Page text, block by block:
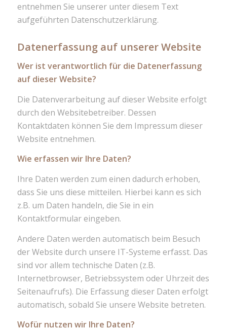
entnehmen Sie unserer unter diesem Text
aufgeführten Datenschutzerklärung.
Datenerfassung auf unserer Website
Wer ist verantwortlich für die Datenerfassung
auf dieser Website?
Die Datenverarbeitung auf dieser Website erfolgt
durch den Websitebetreiber. Dessen
Kontaktdaten können Sie dem Impressum dieser
Website entnehmen.
Wie erfassen wir Ihre Daten?
Ihre Daten werden zum einen dadurch erhoben,
dass Sie uns diese mitteilen. Hierbei kann es sich
z.B. um Daten handeln, die Sie in ein
Kontaktformular eingeben.
Andere Daten werden automatisch beim Besuch
der Website durch unsere IT-Systeme erfasst. Das
sind vor allem technische Daten (z.B.
Internetbrowser, Betriebssystem oder Uhrzeit des
Seitenaufrufs). Die Erfassung dieser Daten erfolgt
automatisch, sobald Sie unsere Website betreten.
Wofür nutzen wir Ihre Daten?